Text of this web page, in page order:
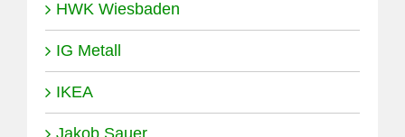
HWK Wiesbaden
IG Metall
IKEA